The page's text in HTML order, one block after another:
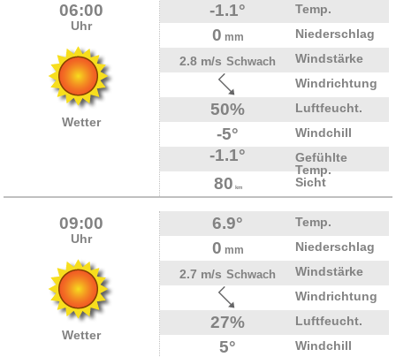
06:00
Uhr
Wetter
-1.1° Temp.
0 mm
Niederschlag
2.8 m/s Schwach
Windstärke
Windrichtung
50% Luftfeucht.
-5° Windchill
-1.1°
Gefühlte
Temp.
80 km Sicht
09:00
Uhr
Wetter
6.9° Temp.
0 mm
Niederschlag
2.7 m/s Schwach
Windstärke
Windrichtung
27% Luftfeucht.
5° Windchill